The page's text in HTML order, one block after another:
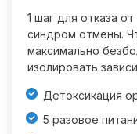
1 шаг для отказа
синдром отмены.
максимально
изолировать
Детоксикация
5 разовое